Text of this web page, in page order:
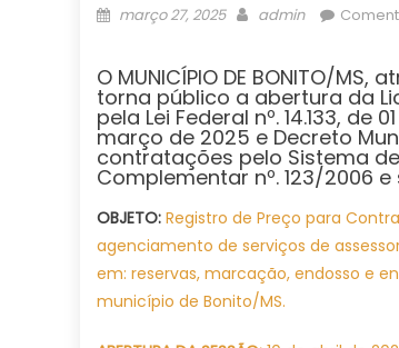
Posted
março 27, 2025 Author
admin
O MUNICÍPIO DE BONITO/
torna público a abertura da
pela Lei Federal nº. 14.133,
março de 2025 e Decreto
contratações pelo Sistema
Complementar nº. 123/2006
OBJETO: Registro de Preço para
agenciamento de serviços de
em: reservas, marcação, endosso e
município de Bonito/MS.